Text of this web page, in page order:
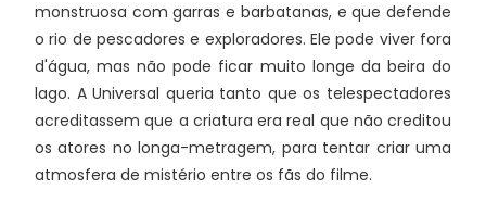
monstruosa com garras e barbatanas, e que defende
o rio de pescadores e exploradores. Ele pode viver fora
d'água, mas não pode ficar muito longe da beira do
lago. A Universal queria tanto que os telespectadores
acreditassem que a criatura era real que não creditou
os atores no longa-metragem, para tentar criar uma
atmosfera de mistério entre os fãs do filme.